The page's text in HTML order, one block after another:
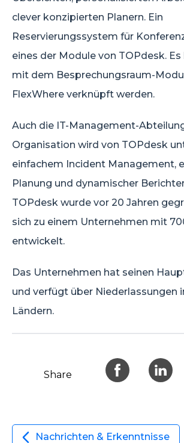
clever konzipierten Planern. Ein
Reservierungssystem für
eines der Module von TOPdesk.
mit dem Besprechungsraum-
FlexWhere verknüpft werden.
Auch die IT-Management-
Organisation wird von TOPdesk
einfachem Incident Management,
Planung und dynamischer
TOPdesk wurde vor 20 Jahren
sich zu einem Unternehmen mit
entwickelt.
Das Unternehmen hat seinen
und verfügt über Niederlassungen
Ländern.
Share
Nachrichten & Erkenntnisse